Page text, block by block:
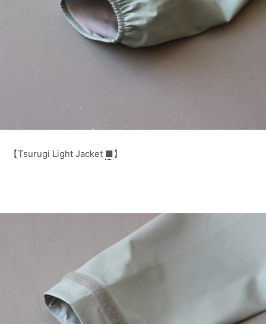
【Tsurugi Light Jacket ■】